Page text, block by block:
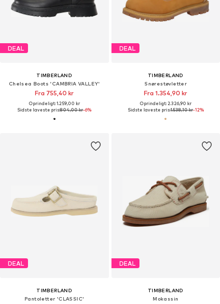
DEAL
TIMBERLAND
Chelsea Boots 'CAMBRIA VALLEY'
Fra 755,40 kr
Oprindeligt: 1.259,00 kr
Sidste laveste pris:804,00 kr-6%
DEAL
TIMBERLAND
Snørestøvletter
Fra 1.354,90 kr
Oprindeligt: 2.326,90 kr
Sidste laveste pris:1.538,10 kr-12%
DEAL
TIMBERLAND
Pantoletter 'CLASSIC'
DEAL
TIMBERLAND
Mokassin